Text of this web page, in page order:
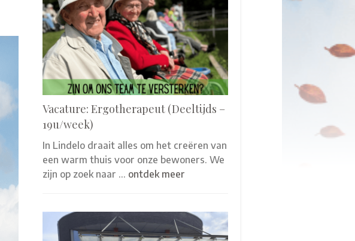
Vacature: Ergotherapeut (Deeltijds –
19u/week)
In Lindelo draait alles om het creëren van
een warm thuis voor onze bewoners. We
zijn op zoek naar … ontdek meer